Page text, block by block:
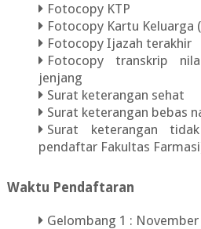
Fotocopy KTP
Fotocopy Kartu Keluarga
Fotocopy Ijazah terakhir
Fotocopy transkrip
jenjang
Surat keterangan sehat
Surat keterangan bebas
Surat keterangan
pendaftar Fakultas
Waktu Pendaftaran
Gelombang 1 :